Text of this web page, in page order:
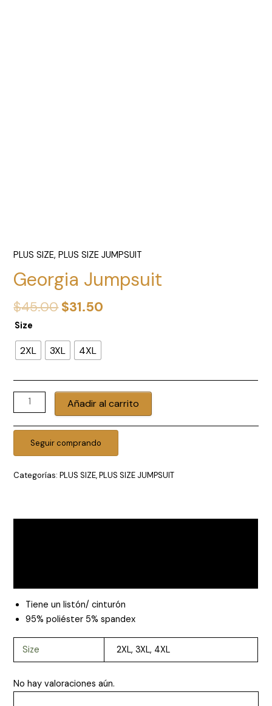
PLUS SIZE,PLUS SIZE JUMPSUIT
Georgia Jumpsuit
$45.00El
era:
$45.00.
$31.50
Size
2XL 3XL 4XL
Georgia
Jumpsuit
cantidad
Añadir al carrito
Seguir comprando
Categorías:PLUS SIZE,PLUS SIZE JUMPSUIT
Tiene un listón/ cinturón
95% poliéster 5% spandex
Size 2XL, 3XL, 4XL
No hay valoraciones aún.